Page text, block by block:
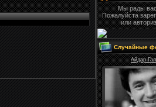
Мы рады
Пожалуйста
или
Случайные
Айдар